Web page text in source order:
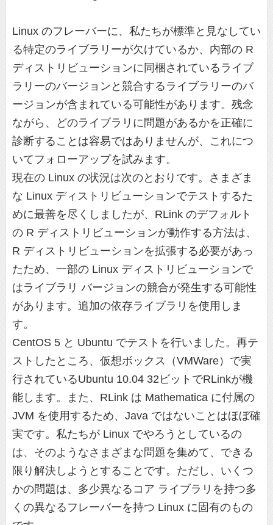
Linux のフレーバーに、私たちが標準と見なしてい
る特定のライブラリーが欠けているか、内部の R
ディストリビューションに同梱されているライブ
ラリーのバージョンと競合するライブラリーのバ
ージョンが含まれている可能性があります。残念
ながら、どのライブラリに問題があるかを正確に
診断することは容易ではありませんが、これにつ
いてフォローアップを試みます。
現在の Linux の状況は次のとおりです。さまざま
な Linux ディストリビューションでテストするた
めに最善を尽くしましたが、RLink のデフォルト
の R ディストリビューションが動作する方法は、
R ディストリビューションを拡張する必要があっ
たため、一部の Linux ディストリビューションで
はライブラリ バージョンの競合が発生する可能性
があります。追加の依存ライブラリを使用しま
す。
CentOS 5 と Ubuntu でテストを行いました。再テ
ストしたところ、仮想ボックス（VMWare）で実
行されているUbuntu 10.04 32ビットでRLinkが機
能します。また、RLink は Mathematica に付属の
JVM を使用するため、Java ではないことはほぼ確
実です。私たちが Linux でやろうとしているの
は、そのようなさまざまな問題を集めて、できる
限り解決しようとすることです。ただし、いくつ
かの問題は、多少異なるコア ライブラリを持つ多
くの異なるフレーバーを持つ Linux に固有のもの